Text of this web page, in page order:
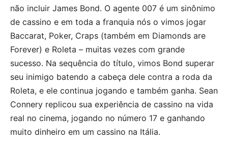
não incluir James Bond. O agente 007 é um sinônimo
de cassino e em toda a franquia nós o vimos jogar
Baccarat, Poker, Craps (também em Diamonds are
Forever) e Roleta – muitas vezes com grande
sucesso. Na sequência do título, vimos Bond superar
seu inimigo batendo a cabeça dele contra a roda da
Roleta, e ele continua jogando e também ganha. Sean
Connery replicou sua experiência de cassino na vida
real no cinema, jogando no número 17 e ganhando
muito dinheiro em um cassino na Itália.